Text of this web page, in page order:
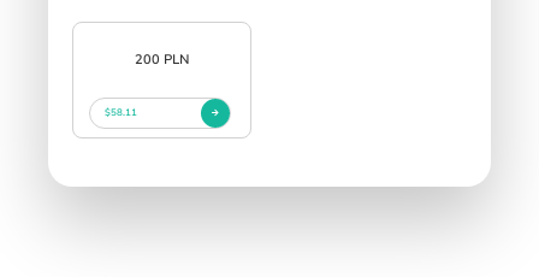
200 PLN
$58.11